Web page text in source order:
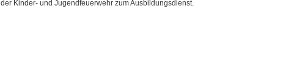
der Kinder- und Jugendfeuerwehr zum Ausbildungsdienst.